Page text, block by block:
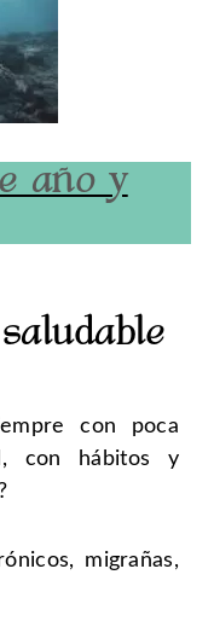
año y
con poca
con hábitos y
migrañas,